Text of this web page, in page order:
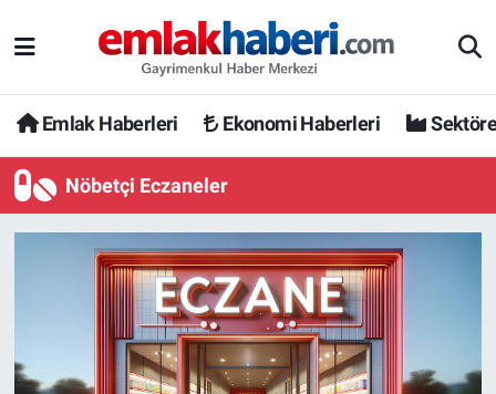
Emlak Haberleri Ekonomi Haberleri
Nöbetçi Eczaneler